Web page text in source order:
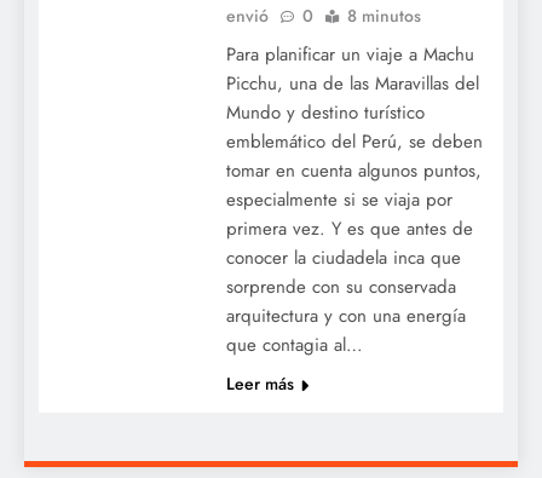
envió
0 8 minutos
Para planificar un viaje a Machu
Picchu, una de las Maravillas del
Mundo y destino turístico
emblemático del Perú, se deben
tomar en cuenta algunos puntos,
especialmente si se viaja por
primera vez. Y es que antes de
conocer la ciudadela inca que
sorprende con su conservada
arquitectura y con una energía
que contagia al…
Leer más